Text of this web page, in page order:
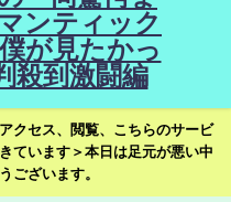
ンティック
が見たかっ
殺到激闘編
クセス、閲覧、こちらのサービ
ています＞本日は足元が悪い中
ございます。